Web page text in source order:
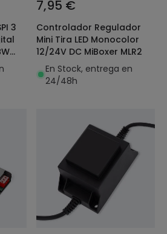
3
7,95 €
Controlador Regulador
Mini Tira LED Monocolor
12/24V DC MiBoxer MLR2
En Stock, entrega en
24/48h